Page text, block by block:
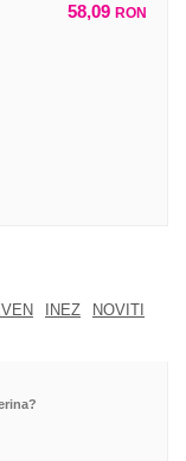
58,09 RON
INEZ
NOVITI